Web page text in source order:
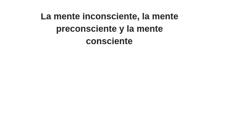
La mente inconsciente, la mente
preconsciente y la mente
consciente